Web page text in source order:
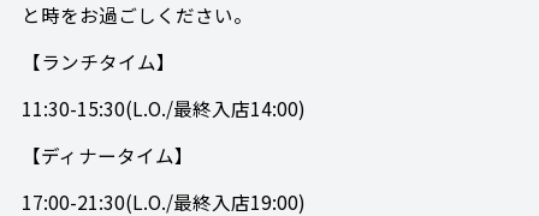
と時をお過ごしください。
【ランチタイム】
11:30-15:30(L.O./最終入店14:00)
【ディナータイム】
17:00-21:30(L.O./最終入店19:00)